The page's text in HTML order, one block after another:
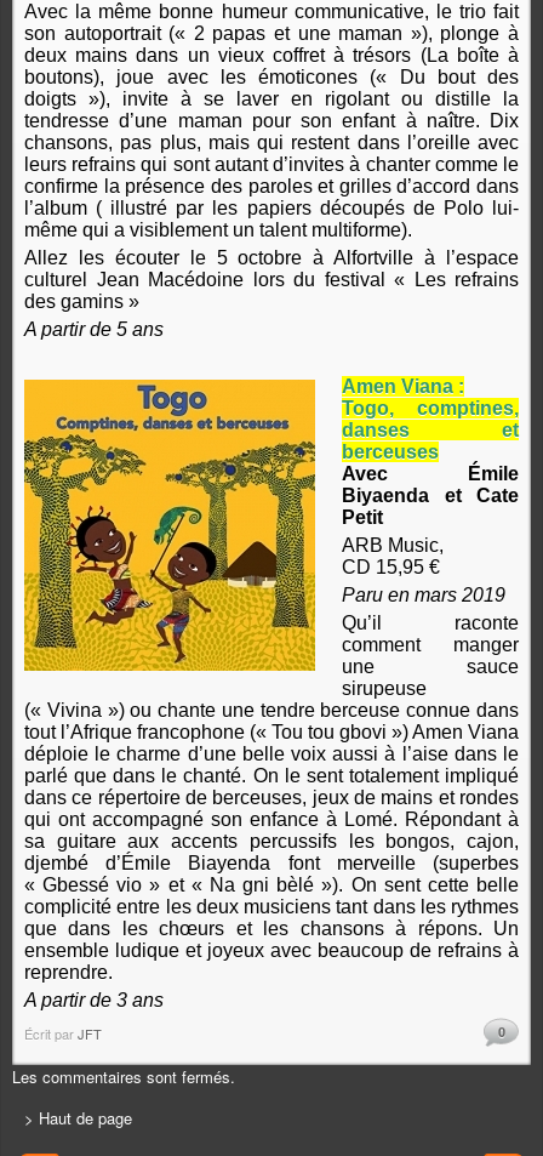
Avec la même bonne humeur communicative, le trio fait
son autoportrait (« 2 papas et une maman »), plonge à
deux mains dans un vieux coffret à trésors (La boîte à
boutons), joue avec les émoticones (« Du bout des
doigts »), invite à se laver en rigolant ou distille la
tendresse d’une maman pour son enfant à naître. Dix
chansons, pas plus, mais qui restent dans l’oreille avec
leurs refrains qui sont autant d’invites à chanter comme le
confirme la présence des paroles et grilles d’accord dans
l’album ( illustré par les papiers découpés de Polo lui-
même qui a visiblement un talent multiforme).
Allez les écouter le 5 octobre à Alfortville à l’espace
culturel Jean Macédoine lors du festival « Les refrains
des gamins »
A partir de 5 ans
Amen Viana :
Togo, comptines,
danses et
berceuses
Avec Émile
Biyaenda et Cate
Petit
ARB Music,
CD 15,95 €
Paru en mars 2019
Qu’il raconte
comment manger
une sauce
sirupeuse
(« Vivina ») ou chante une tendre berceuse connue dans
tout l’Afrique francophone (« Tou tou gbovi ») Amen Viana
déploie le charme d’une belle voix aussi à l’aise dans le
parlé que dans le chanté. On le sent totalement impliqué
dans ce répertoire de berceuses, jeux de mains et rondes
qui ont accompagné son enfance à Lomé. Répondant à
sa guitare aux accents percussifs les bongos, cajon,
djembé d’Émile Biayenda font merveille (superbes
« Gbessé vio » et « Na gni bèlé »). On sent cette belle
complicité entre les deux musiciens tant dans les rythmes
que dans les chœurs et les chansons à répons. Un
ensemble ludique et joyeux avec beaucoup de refrains à
reprendre.
A partir de 3 ans
Écrit parJFT 0
Les commentaires sont fermés.
> Haut de page